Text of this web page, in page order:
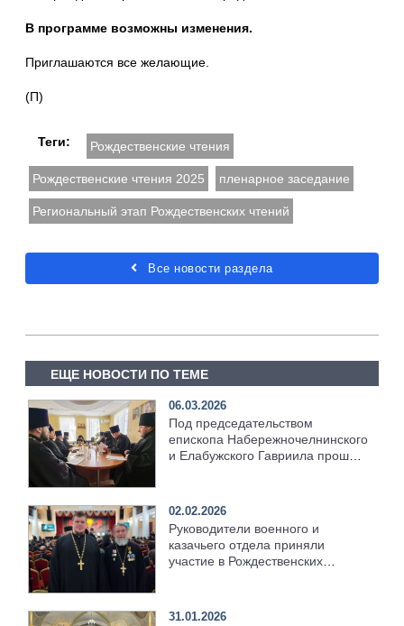
В программе возможны изменения.
Приглашаются все желающие.
(П)
Теги: Рождественские чтения
Рождественские чтения 2025 пленарное заседание
Региональный этап Рождественских чтений
Все новости раздела
ЕЩЕ НОВОСТИ ПО ТЕМЕ
06.03.2026
Под председательством
епископа Набережночелнинского
и Елабужского Гавриила прошёл
02.02.2026
Руководители военного и
казачьего отдела приняли
участие в Рождественских
31.01.2026